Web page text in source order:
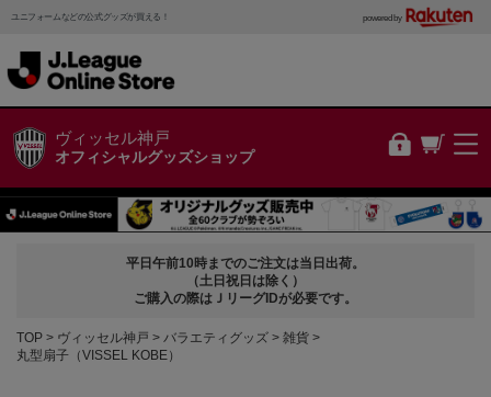
ユニフォームなどの公式グッズが買える！ powered by
ヴィッセル神戸
オフィシャルグッズショップ
平日午前10時までのご注文は当日出荷。
（土日祝日は除く）
ご購入の際はＪリーグIDが必要です。
TOP ヴィッセル神戸 バラエティグッズ
雑貨
丸型扇子（VISSEL KOBE）